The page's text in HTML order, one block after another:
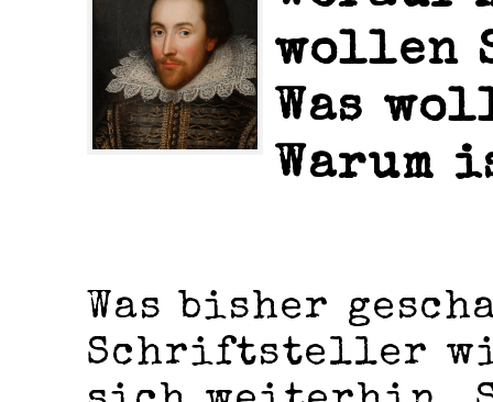
wollen
Was
Warum
Was bisher
Schriftsteller